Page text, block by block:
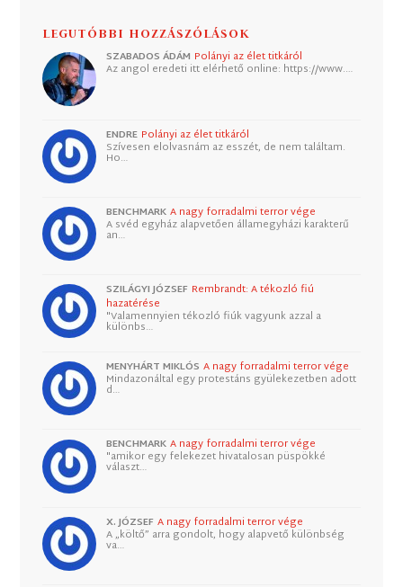
LEGUTÓBBI HOZZÁSZÓLÁSOK
SZABADOS ÁDÁM Polányi az élet titkáról
Az angol eredeti itt elérhető online: https://www.…
ENDRE Polányi az élet titkáról
Szívesen elolvasnám az esszét, de nem találtam.
Ho…
BENCHMARK A nagy forradalmi terror vége
A svéd egyház alapvetően államegyházi karakterű
an…
SZILÁGYI JÓZSEF Rembrandt: A tékozló fiú
hazatérése
"Valamennyien tékozló fiúk vagyunk azzal a
különbs…
MENYHÁRT MIKLÓS A nagy forradalmi terror vége
Mindazonáltal egy protestáns gyülekezetben adott
d…
BENCHMARK A nagy forradalmi terror vége
"amikor egy felekezet hivatalosan püspökké
választ…
X. JÓZSEF A nagy forradalmi terror vége
A „költő” arra gondolt, hogy alapvető különbség
va…